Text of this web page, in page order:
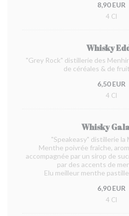
8,90 EUR
4 Cl
Whisky
"Grey Rock" distillerie des
de céréales & de
6,50 EUR
4 Cl
Whisky
"Speakeasy" distillerie la
Menthe poivrée fraîche,
accompagnée par un sirop de
par des accents de
Elu meilleur menthe
6,90 EUR
4 Cl